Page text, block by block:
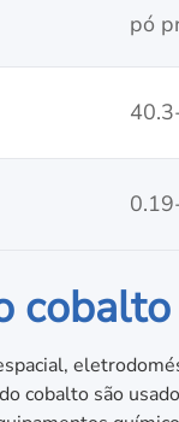
pó
cobalto
cobalto são